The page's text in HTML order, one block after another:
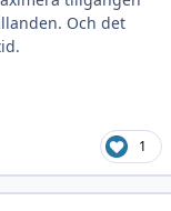
Och det
1